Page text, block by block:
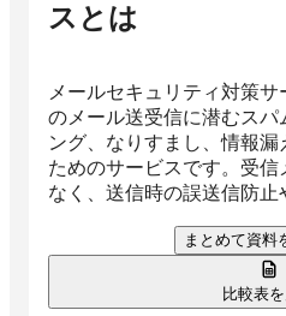
ス とは
メールセキュリティ対策
のメール送受信に潜むス
ング、なりすまし、情報
ためのサービスです。受
なく、送信時の誤送信防
ちやすくします。まとめて資料
比較表